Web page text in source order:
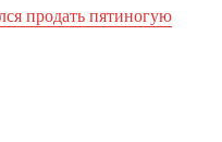
продать пятиногую